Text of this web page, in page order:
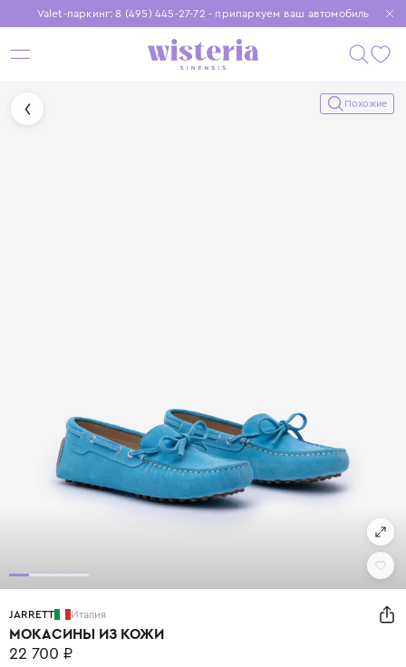
Valet-паркинг: 8 (495) 445-27-72 - припаркуем ваш автомобиль
Бесплатная доставка при заказе от 15 000 ₽
Установите приложение, чтобы покупки были еще удобнее
Похожие
JARRETT Италия
МОКАСИНЫ ИЗ КОЖИ
22 700 ₽